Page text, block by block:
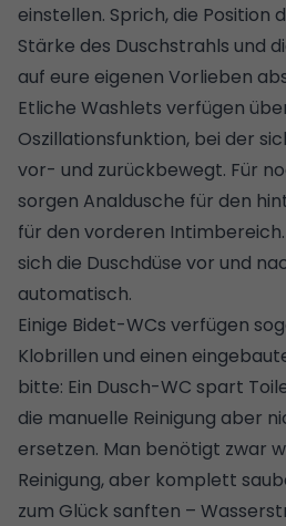
einstellen. Sprich, die Position
Stärke des Duschstrahls und
auf eure eigenen Vorlieben
Etliche Washlets verfügen
Oszillationsfunktion, bei der
vor- und zurückbewegt. Für
sorgen Analdusche für den
für den vorderen
sich die Duschdüse vor und
automatisch.
Einige Bidet-WCs verfügen
Klobrillen und einen
bitte: Ein Dusch-WC spart
die manuelle Reinigung aber
ersetzen. Man benötigt zwar
Reinigung, aber komplett
zum Glück sanften –